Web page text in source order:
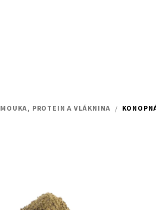
MOUKA, PROTEIN A VLÁKNINA /